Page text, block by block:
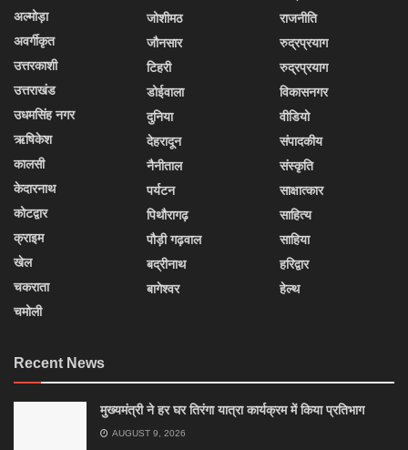
अल्मोड़ा
अवर्गीकृत
उत्तरकाशी
उत्तराखंड
उधमसिंह नगर
ऋषिकेश
कालसी
केदारनाथ
कोटद्वार
क्राइम
खेल
चकराता
चमोली
जोशीमठ
जौनसार
टिहरी
डोईवाला
दुनिया
देहरादून
नैनीताल
पर्यटन
पिथौरागढ़
पौड़ी गढ़वाल
बद्रीनाथ
बागेश्वर
राजनीति
रुद्रप्रयाग
रुद्रप्रयाग
विकासनगर
वीडियो
संपादकीय
संस्कृति
साक्षात्कार
साहित्य
साहिया
हरिद्वार
हेल्थ
Recent News
मुख्यमंत्री ने हर घर तिरंगा यात्रा कार्यक्रम में किया प्रतिभाग
AUGUST 9, 2026